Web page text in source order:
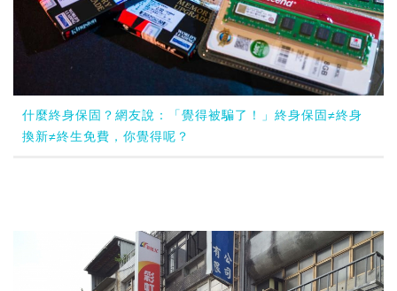
什麼終身保固？網友說：「覺得被騙了！」終身保固≠終身
換新≠終生免費，你覺得呢？